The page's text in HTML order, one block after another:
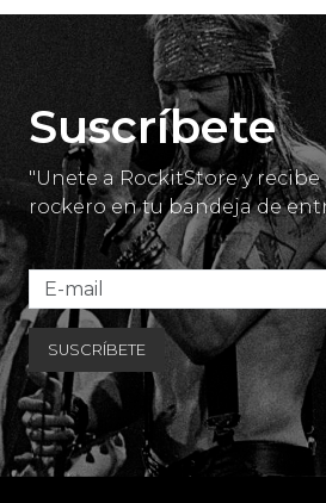
Suscríbete
"Unete a RockitStore y
rockero en tu bandeja de